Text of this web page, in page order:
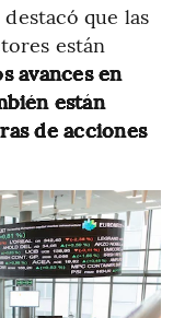
que las
están
avances en
están
de acciones